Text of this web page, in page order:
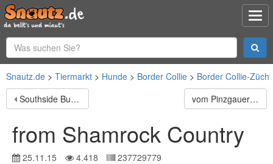
Snautz.de Tiermarkt Hunde Border Collie
Border Collie-
Southside Bulldogs
vom Pinzgauerhof
from Shamrock Country
25.11.15 4.418 237729779